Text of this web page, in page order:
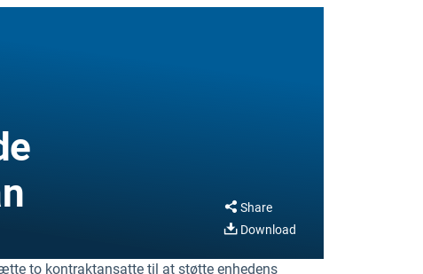
Share
Download
to kontraktansatte til at støtte enhedens